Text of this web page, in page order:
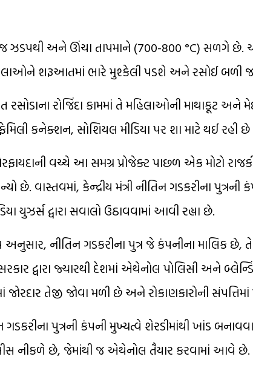
અને ઊંચા તાપમાને (700-800 °C) સળગે છે.
શરૂઆતમાં ભારે મુશ્કેલી પડશે અને રસોઈ બળી
રોજિંદા કામમાં તે મહિલાઓની માથાકૂટ અને
કનેક્શન, સોશિયલ મીડિયા પર શા માટે થઈ રહી છે
વચ્ચે આ સમગ્ર પ્રોજેક્ટ પાછળ એક મોટો
છે. વાસ્તવમાં, કેન્દ્રીય મંત્રી નીતિન ગડકરીના
યુઝર્સ દ્વારા સવાલો ઉઠાવવામાં આવી રહ્યા છે.
અનુસાર, નીતિન ગડકરીના પુત્ર જે કંપનીના માલિક
દ્વારા જ્યારથી દેશમાં એથેનોલ પોલિસી અને
જોરદાર તેજી જોવા મળી છે અને રોકાણકારોની સંપત્તિમાં
ગડકરીના પુત્રની કંપની મુખ્યત્વે શેરડીમાંથી ખાંડ
નીકળે છે, જેમાંથી જ એથેનોલ તૈયાર કરવામાં આવે છે.